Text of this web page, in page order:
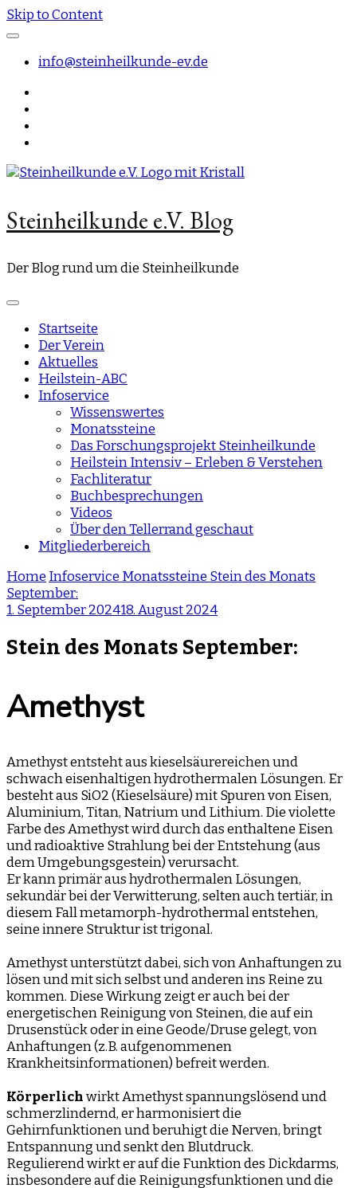
Skip to Content
info@steinheilkunde-ev.de
Steinheilkunde e.V. Blog
Der Blog rund um die Steinheilkunde
Startseite
Der Verein
Aktuelles
Heilstein-ABC
Infoservice
Wissenswertes
Monatssteine
Das Forschungsprojekt Steinheilkunde
Heilstein Intensiv – Erleben & Verstehen
Fachliteratur
Buchbesprechungen
Videos
Über den Tellerrand geschaut
Mitgliederbereich
Home Infoservice Monatssteine Stein des Monats
September:
1. September 202418. August 2024
Stein des Monats September:
Amethyst
Amethyst entsteht aus kieselsäurereichen und
schwach eisenhaltigen hydrothermalen Lösungen. Er
besteht aus SiO2 (Kieselsäure) mit Spuren von Eisen,
Aluminium, Titan, Natrium und Lithium. Die violette
Farbe des Amethyst wird durch das enthaltene Eisen
und radioaktive Strahlung bei der Entstehung (aus
dem Umgebungsgestein) verursacht.
Er kann primär aus hydrothermalen Lösungen,
sekundär bei der Verwitterung, selten auch tertiär, in
diesem Fall metamorph-hydrothermal entstehen,
seine innere Struktur ist trigonal.
Amethyst unterstützt dabei, sich von Anhaftungen zu
lösen und mit sich selbst und anderen ins Reine zu
kommen. Diese Wirkung zeigt er auch bei der
energetischen Reinigung von Steinen, die auf ein
Drusenstück oder in eine Geode/Druse gelegt, von
Anhaftungen (z.B. aufgenommenen
Krankheitsinformationen) befreit werden.
Körperlichwirkt Amethyst spannungslösend und
schmerzlindernd, er harmonisiert die
Gehirnfunktionen und beruhigt die Nerven, bringt
Entspannung und senkt den Blutdruck.
Regulierend wirkt er auf die Funktion des Dickdarms,
insbesondere auf die Reinigungsfunktionen und die